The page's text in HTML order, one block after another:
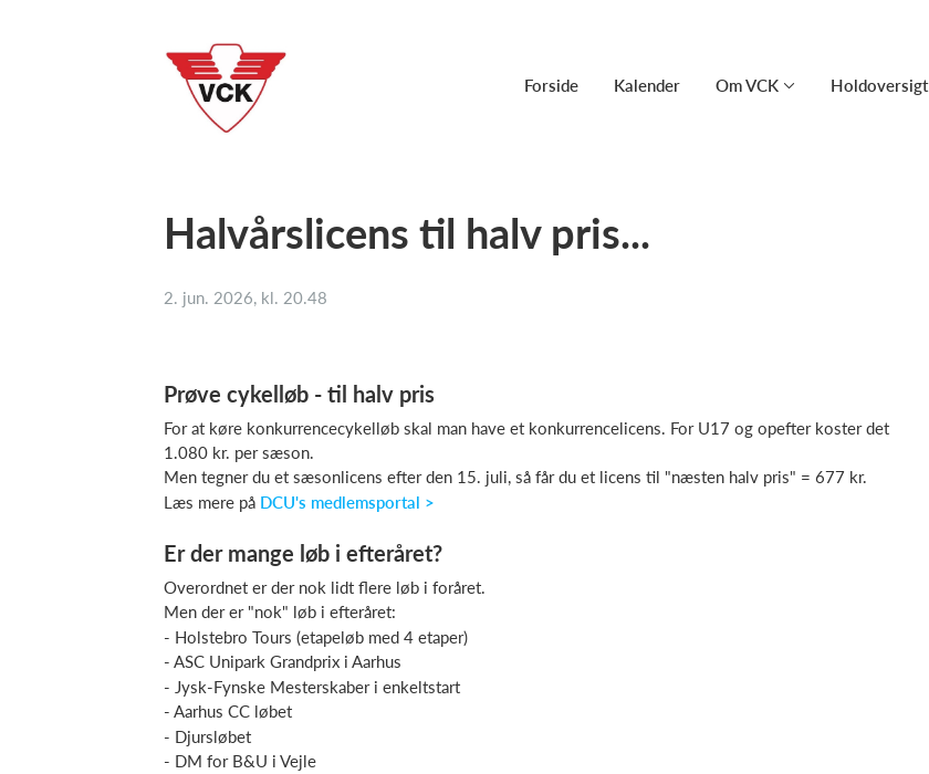
Forside Kalender Om VCK Holdoversigt
Halvårslicens til halv pris...
2. jun. 2026, kl. 20.48
Prøve cykelløb - til halv pris
For at køre konkurrencecykelløb skal man have et konkurrencelicens. For U17 og opefter koster det
1.080 kr. per sæson.
Men tegner du et sæsonlicens efter den 15. juli, så får du et licens til "næsten halv pris" = 677 kr.
Læs mere på DCU's medlemsportal >
Er der mange løb i efteråret?
Overordnet er der nok lidt flere løb i foråret.
Men der er "nok" løb i efteråret:
- Holstebro Tours (etapeløb med 4 etaper)
- ASC Unipark Grandprix i Aarhus
- Jysk-Fynske Mesterskaber i enkeltstart
- Aarhus CC løbet
- Djursløbet
- DM for B&U i Vejle